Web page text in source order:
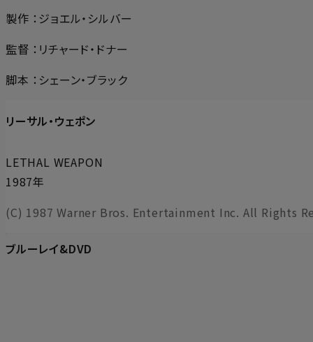
製作 ：ジョエル・シルバー
監督 ：リチャード・ドナー
脚本 ：シェーン・ブラック
リーサル・ウェポン
LETHAL WEAPON
1987年
(C) 1987 Warner Bros. Entertainment Inc. All Rights
ブルーレイ&DVD